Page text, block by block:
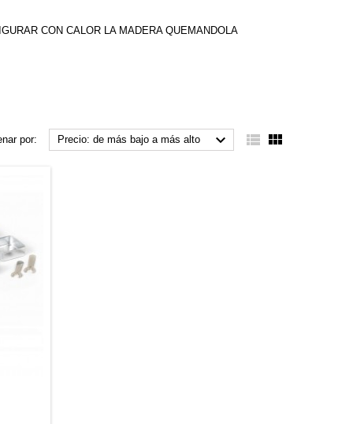
CON CALOR LA MADERA QUEMANDOLA
por: Precio: de más bajo a más alto   